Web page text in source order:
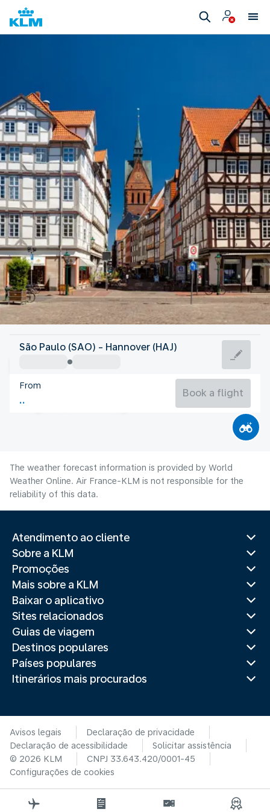
Germany
Hannover
Germany
Flight time
São Paulo (SAO) - Hannover (HAJ)
From
Book a flight
The weather forecast information is provided by World
Weather Online. Air France-KLM is not responsible for the
reliability of this data.
Atendimento ao cliente
Sobre a KLM
Promoções
Mais sobre a KLM
Baixar o aplicativo
Sites relacionados
Guias de viagem
Destinos populares
Países populares
Itinerários mais procurados
Avisos legais
Declaração de privacidade
Declaração de acessibilidade
Solicitar assistência
© 2026 KLM
CNPJ 33.643.420/0001-45
Configurações de cookies